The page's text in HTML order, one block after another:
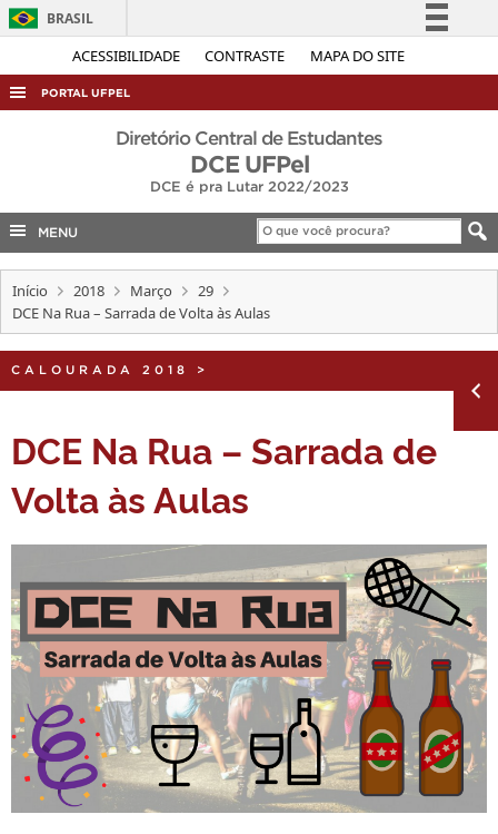
ACESSIBILIDADE CONTRASTE MAPA DO SITE
BRASIL
Simplifique!
Acesso à informação
Legislação
Canais
PORTAL UFPEL
ACESSO À INFORMAÇÃO
INTERNACIONAL
Diretório Central de Estudantes
DCE UFPel
DCE é pra Lutar 2022/2023
MENU
Início 2018 Março
29
DCE Na Rua – Sarrada de Volta às Aulas
CALOURADA 2018 >
DCE Na Rua – Sarrada de
Volta às Aulas